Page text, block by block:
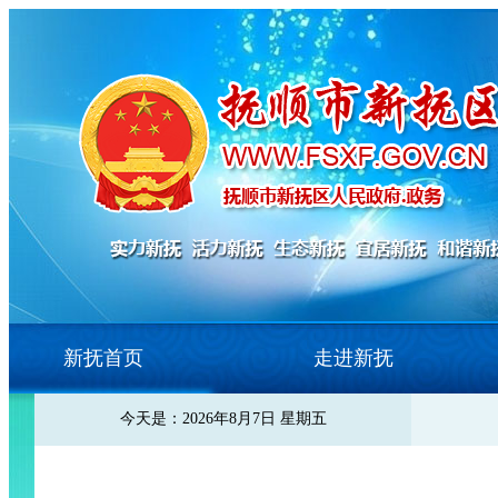
新抚首页 走进新抚
今天是：2026年8月7日 星期五